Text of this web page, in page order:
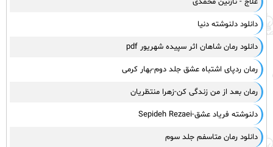
دانلود دلنوشته دنیا
دانلود رمان شاهان اثر سپیده شهریور pdf
رمان ردپای اشتباه عشق جلد دوم-بهار کرمی
رمان بعد از من زندگی کن-زهرا منتظریان
دلنوشته فریاد عشق-Sepideh Rezaei
دانلود رمان متاسفم جلد سوم